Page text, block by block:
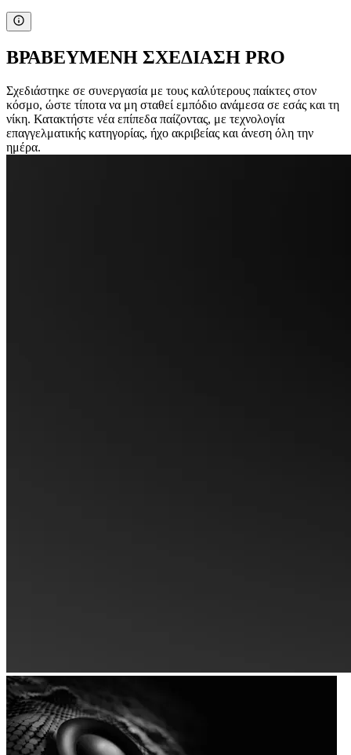
ΒΡΑΒΕΥΜΕΝΗ ΣΧΕΔΙΑΣΗ PRO
Σχεδιάστηκε σε συνεργασία με τους καλύτερους παίκτες στον
κόσμο, ώστε τίποτα να μη σταθεί εμπόδιο ανάμεσα σε εσάς και τη
νίκη. Κατακτήστε νέα επίπεδα παίζοντας, με τεχνολογία
επαγγελματικής κατηγορίας, ήχο ακριβείας και άνεση όλη την
ημέρα.